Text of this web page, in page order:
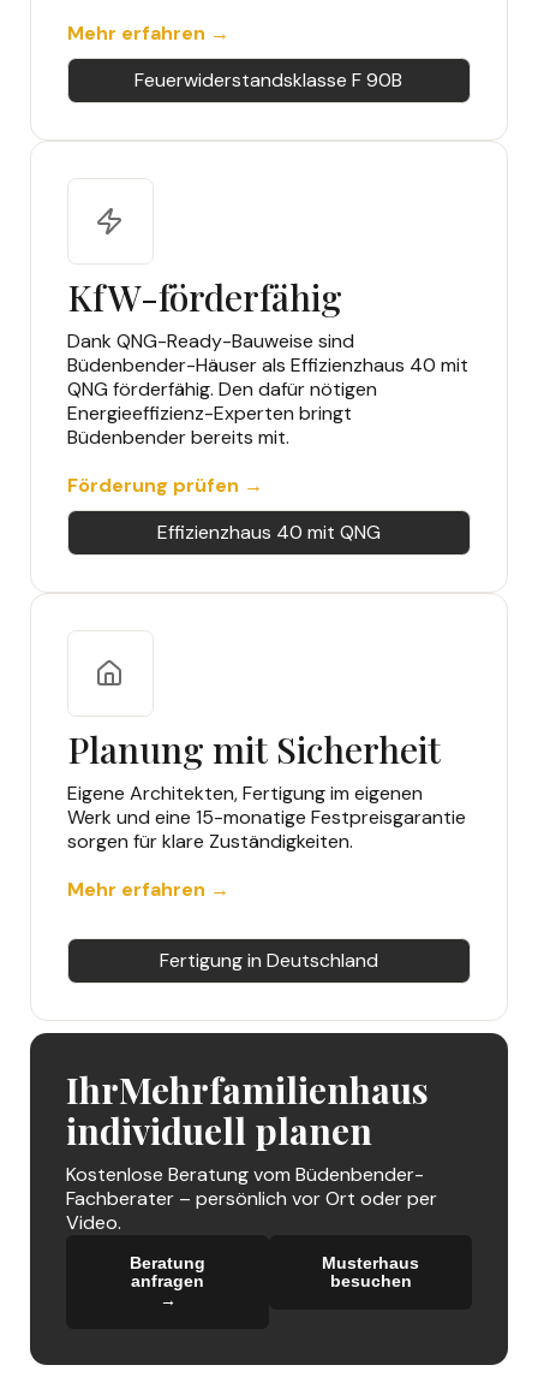
Mehr erfahren →
Feuerwiderstandsklasse F 90B
KfW-förderfähig
Dank QNG-Ready-Bauweise sind
Büdenbender-Häuser als Effizienzhaus 40 mit
QNG förderfähig. Den dafür nötigen
Energieeffizienz-Experten bringt
Büdenbender bereits mit.
Förderung prüfen →
Effizienzhaus 40 mit QNG
Planung mit Sicherheit
Eigene Architekten, Fertigung im eigenen
Werk und eine 15-monatige Festpreisgarantie
sorgen für klare Zuständigkeiten.
Mehr erfahren →
Fertigung in Deutschland
IhrMehrfamilienhaus
individuell planen
Kostenlose Beratung vom Büdenbender-
Fachberater – persönlich vor Ort oder per
Video.
Beratung
anfragen
→
Musterhaus
besuchen